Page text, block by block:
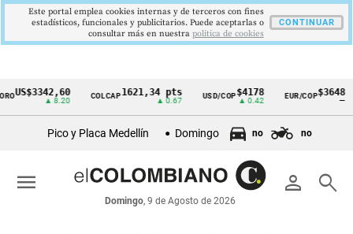
Cintillo
económicos
Colombia
▲ 8.20
COLCAP1621,34 pts
▲ 0.67
USD/COP$4178
▲ 0.42
EUR/COP$3648
Pico y Placa Medellín Domingo no no
person search
Domingo, 9 de Agosto de 2026
menu
Este portal emplea cookies internas y de terceros con fines
estadísticos, funcionales y publicitarios. Puede aceptarlas o
consultar más en nuestra politica de cookies
CONTINUAR